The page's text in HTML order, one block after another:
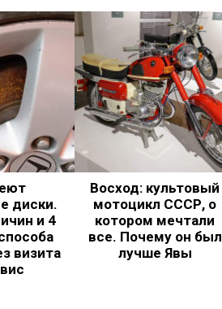
диски.
и 4
визита
Восход: культовый
мотоцикл СССР, о
котором мечтали
все. Почему он был
лучше Явы